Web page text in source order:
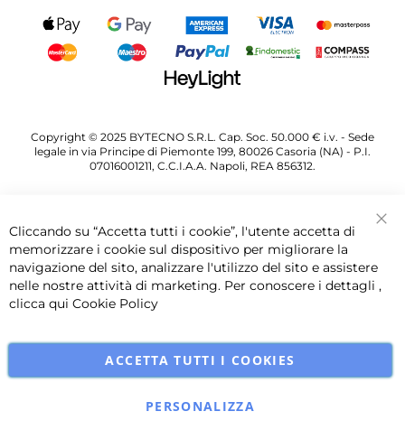
Copyright © 2025 BYTECNO S.R.L. Cap. Soc. 50.000 € i.v. - Sede
legale in via Principe di Piemonte 199, 80026 Casoria (NA) - P.I.
07016001211, C.C.I.A.A. Napoli, REA 856312.
Cliccando su “Accetta tutti i cookie”, l'utente accetta di
memorizzare i cookie sul dispositivo per migliorare la
navigazione del sito, analizzare l'utilizzo del sito e assistere
nelle nostre attività di marketing. Per conoscere i dettagli ,
clicca qui Cookie Policy
ACCETTA TUTTI I COOKIES
PERSONALIZZA